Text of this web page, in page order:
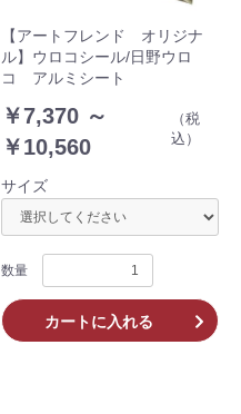
【アートフレンド オリジナ
ル】ウロコシール/日野ウロ
コ アルミシート
￥7,370 ～
￥10,560
（税
込）
サイズ
数量
カートに入れる